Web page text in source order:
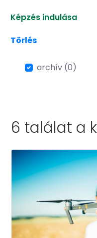
Képzés indulása
Törlés
archív (0)
6 találat a